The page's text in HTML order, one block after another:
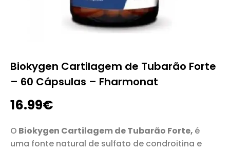
Biokygen Cartilagem de Tubarão Forte
– 60 Cápsulas – Fharmonat
16.99€
O Biokygen Cartilagem de Tubarão Forte, é
uma fonte natural de sulfato de condroitina e